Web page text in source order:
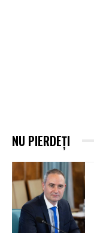
NU PIERDEȚI